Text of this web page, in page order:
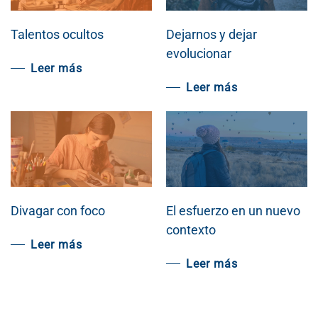
Talentos ocultos
Leer más
Dejarnos y dejar
evolucionar
Leer más
Divagar con foco
Leer más
El esfuerzo en un nuevo
contexto
Leer más